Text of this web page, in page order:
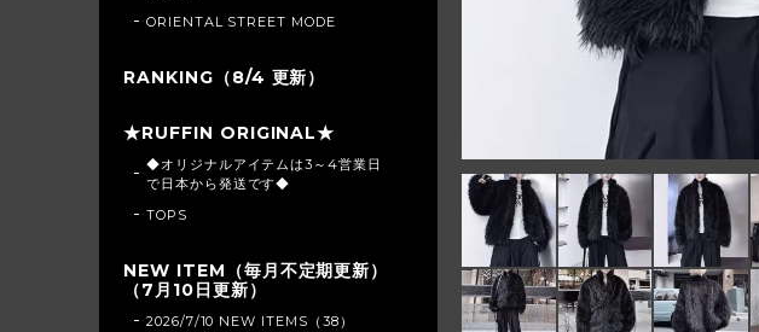
ORIENTAL STREET MODE
RANKING（8/4 更新）
★RUFFIN ORIGINAL★
◆オリジナルアイテムは3～4営業日
で日本から発送です◆
TOPS
NEW ITEM（毎月不定期更新）
（7月10日更新）
2026/7/10 NEW ITEMS（38）